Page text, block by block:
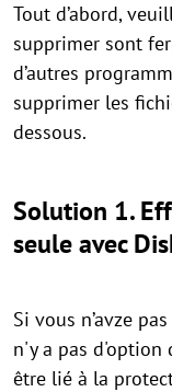
Tout d’abord,
supprimer sont
d’autres
supprimer les
dessous.
Solution 1.
seule avec
Si vous n’avze
n'y a pas d'option
être lié à la